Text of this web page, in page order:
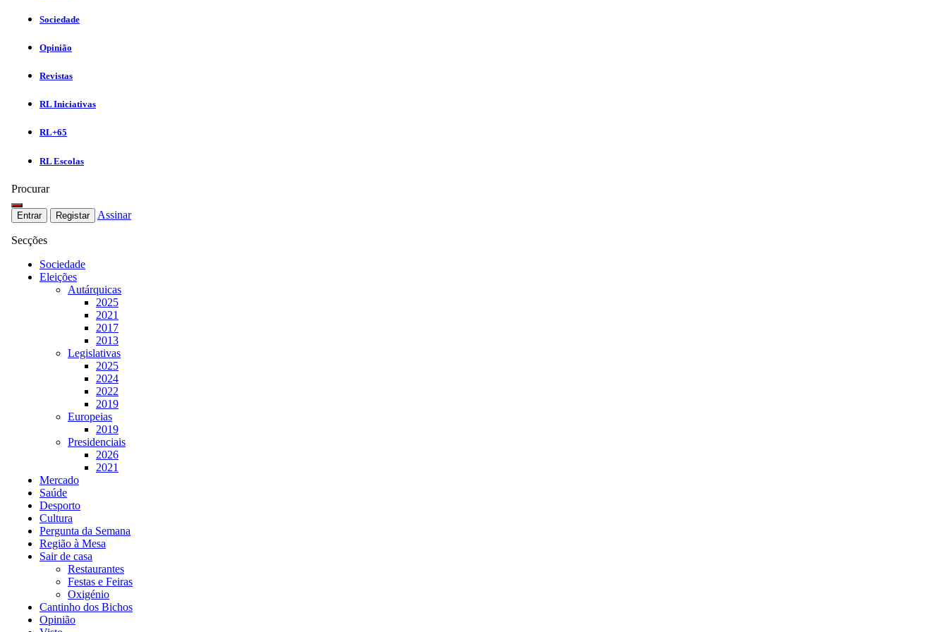
Sociedade
Opinião
Revistas
RL Iniciativas
RL+65
RL Escolas
Procurar
Entrar Registar Assinar
Secções
Sociedade
Eleições
Autárquicas
2025
2021
2017
2013
Legislativas
2025
2024
2022
2019
Europeias
2019
Presidenciais
2026
2021
Mercado
Saúde
Desporto
Cultura
Pergunta da Semana
Região à Mesa
Sair de casa
Restaurantes
Festas e Feiras
Oxigénio
Cantinho dos Bichos
Opinião